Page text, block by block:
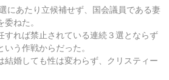
にあたり立候補せず、国会議員である妻
ねた。
すれば禁止されている連続３選とならず
う作戦からだった。
結婚しても性は変わらず、クリスティー